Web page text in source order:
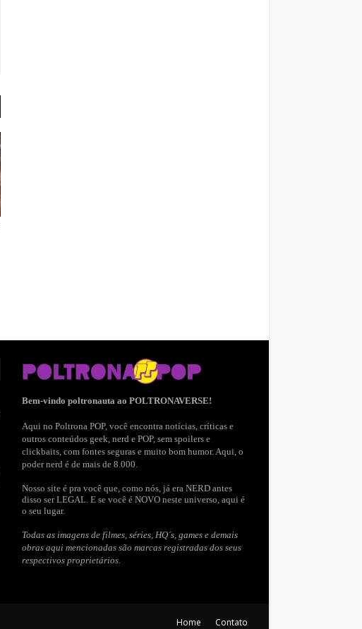
Bem-vindo poltronauta ao POLTRONAVERSE!
Aqui no Poltrona POP, você encontra notícias, críticas e
outros conteúdos geek, nerd e POP, sem spoilers e
clickbaits, com fontes seguras e muito bom humor. Aqui, o
poder nerd é de mais de 8.000.
Nosso site é pra você que, como nós, já era NERD antes
disso ser LEGAL. E se você é NOVO neste universo, aqui é
o seu lugar.
Todas as imagens de filmes, séries, HQ´s, games e demais
obras aqui mencionadas são marcas registradas dos seus
respectivos proprietários.
Home Contato